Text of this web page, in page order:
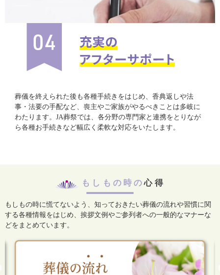
葬儀を終えられた後も各種手続きをはじめ、香典返しや法
事・法要の手配など、喪主やご家族がやるべきことは多岐に
わたります。JA葬祭では、各分野の専門家と連携をとりなが
ら各種お手続きなど幅広く柔軟な対応をいたします。
もしもの時の心得
もしもの時に慌てないよう、知っておきたい葬儀の流れや習慣に関
する各種情報をはじめ、 挨拶文例やご参列者への一般的なマナーな
どをまとめています。